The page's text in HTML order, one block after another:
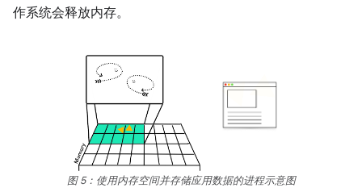
作系统会释放内存。
图 5：使用内存空间并存储应用数据的进程示意图